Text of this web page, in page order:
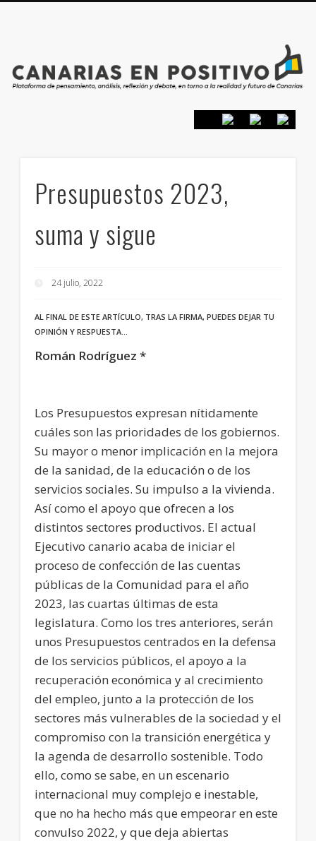
Presupuestos 2023,
suma y sigue
24 julio, 2022
AL FINAL DE ESTE ARTÍCULO, TRAS LA FIRMA, PUEDES DEJAR TU
OPINIÓN Y RESPUESTA…
Román Rodríguez *
Los Presupuestos expresan nítidamente
cuáles son las prioridades de los gobiernos.
Su mayor o menor implicación en la mejora
de la sanidad, de la educación o de los
servicios sociales. Su impulso a la vivienda.
Así como el apoyo que ofrecen a los
distintos sectores productivos. El actual
Ejecutivo canario acaba de iniciar el
proceso de confección de las cuentas
públicas de la Comunidad para el año
2023, las cuartas últimas de esta
legislatura. Como los tres anteriores, serán
unos Presupuestos centrados en la defensa
de los servicios públicos, el apoyo a la
recuperación económica y al crecimiento
del empleo, junto a la protección de los
sectores más vulnerables de la sociedad y el
compromiso con la transición energética y
la agenda de desarrollo sostenible. Todo
ello, como se sabe, en un escenario
internacional muy complejo e inestable,
que no ha hecho más que empeorar en este
convulso 2022, y que deja abiertas